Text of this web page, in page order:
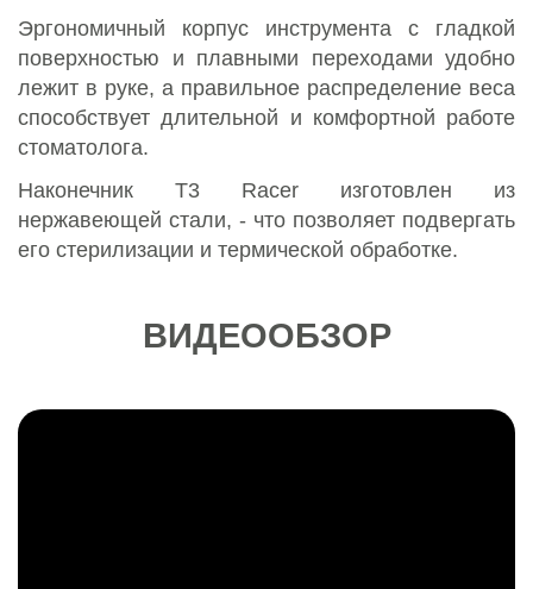
Эргономичный корпус инструмента с гладкой
поверхностью и плавными переходами удобно
лежит в руке, а правильное распределение веса
способствует длительной и комфортной работе
стоматолога.
Наконечник T3 Racer изготовлен из
нержавеющей стали, - что позволяет подвергать
его стерилизации и термической обработке.
ВИДЕООБЗОР